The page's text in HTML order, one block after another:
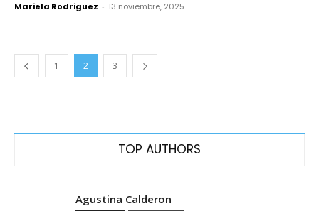
Mariela Rodriguez - 13 noviembre, 2025
1 2 3
TOP AUTHORS
Agustina Calderon